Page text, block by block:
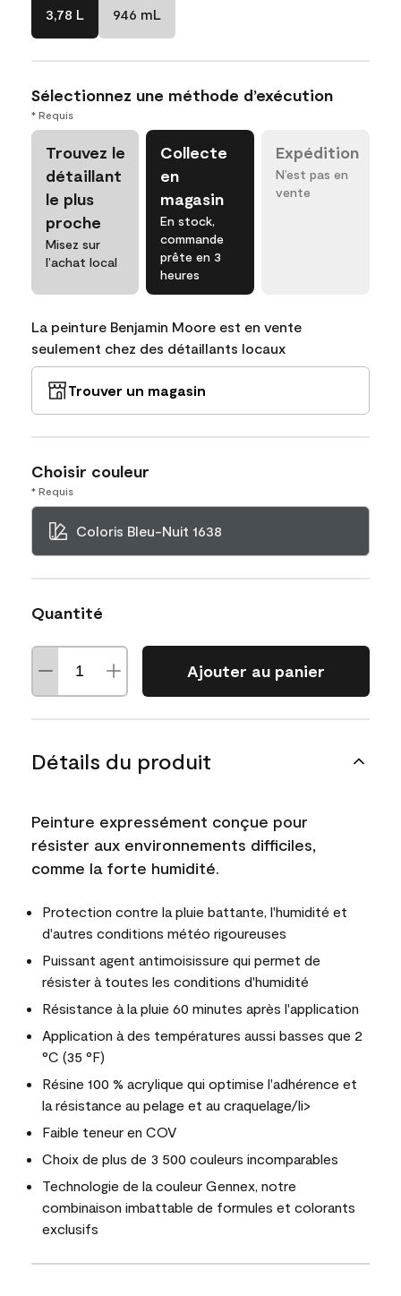
3,78 L 946 mL
Sélectionnez une méthode d’exécution
* Requis
Trouvez le
détaillant
le plus
proche
Misez sur
l’achat local
Collecte
en
magasin
En stock,
commande
prête en 3
heures
Expédition
N’est pas en
vente
La peinture Benjamin Moore est en vente
seulement chez des détaillants locaux
Trouver un magasin
Choisir couleur
* Requis
Coloris Bleu-Nuit 1638
Quantité
Ajouter au panier
Détails du produit
Peinture expressément conçue pour
résister aux environnements difficiles,
comme la forte humidité.
Protection contre la pluie battante, l'humidité et
d'autres conditions météo rigoureuses
Puissant agent antimoisissure qui permet de
résister à toutes les conditions d'humidité
Résistance à la pluie 60 minutes après l'application
Application à des températures aussi basses que 2
°C (35 °F)
Résine 100 % acrylique qui optimise l'adhérence et
la résistance au pelage et au craquelage/li>
Faible teneur en COV
Choix de plus de 3 500 couleurs incomparables
Technologie de la couleur Gennex, notre
combinaison imbattable de formules et colorants
exclusifs